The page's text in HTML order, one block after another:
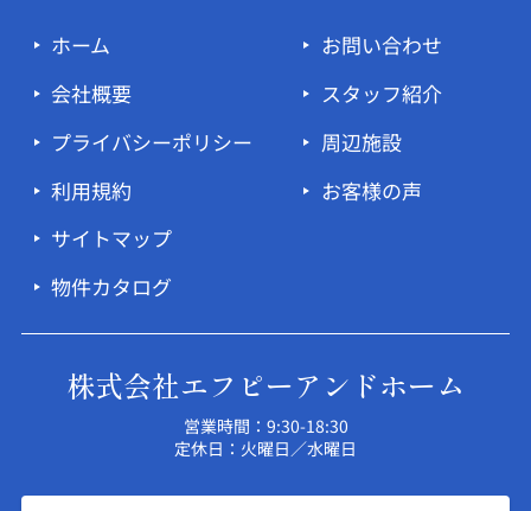
ホーム
会社概要
プライバシーポリシー
利用規約
サイトマップ
物件カタログ
お問い合わせ
スタッフ紹介
周辺施設
お客様の声
株式会社エフピーアンドホーム
営業時間：9:30-18:30
定休日：火曜日／水曜日